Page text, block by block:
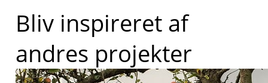
Bliv inspireret af
andres projekter